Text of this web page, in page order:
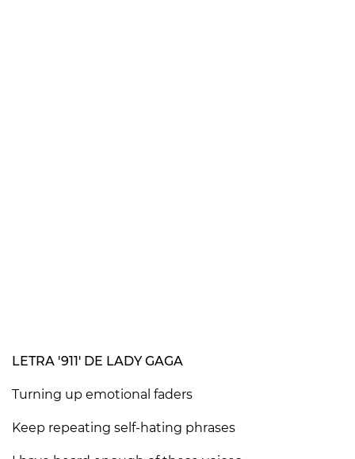
LETRA '911' DE LADY GAGA
Turning up emotional faders
Keep repeating self-hating phrases